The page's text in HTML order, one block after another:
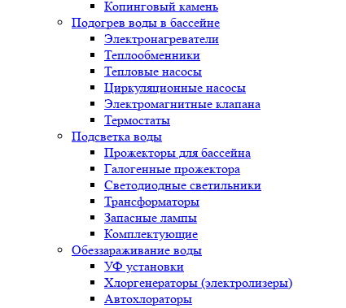
Копинговый камень
Подогрев воды в бассейне
Электронагреватели
Теплообменники
Тепловые насосы
Циркуляционные насосы
Электромагнитные клапана
Термостаты
Подсветка воды
Прожекторы для бассейна
Галогенные прожектора
Светодиодные светильники
Трансформаторы
Запасные лампы
Комплектующие
Обеззараживание воды
УФ установки
Хлоргенераторы (электролизеры)
Автохлораторы